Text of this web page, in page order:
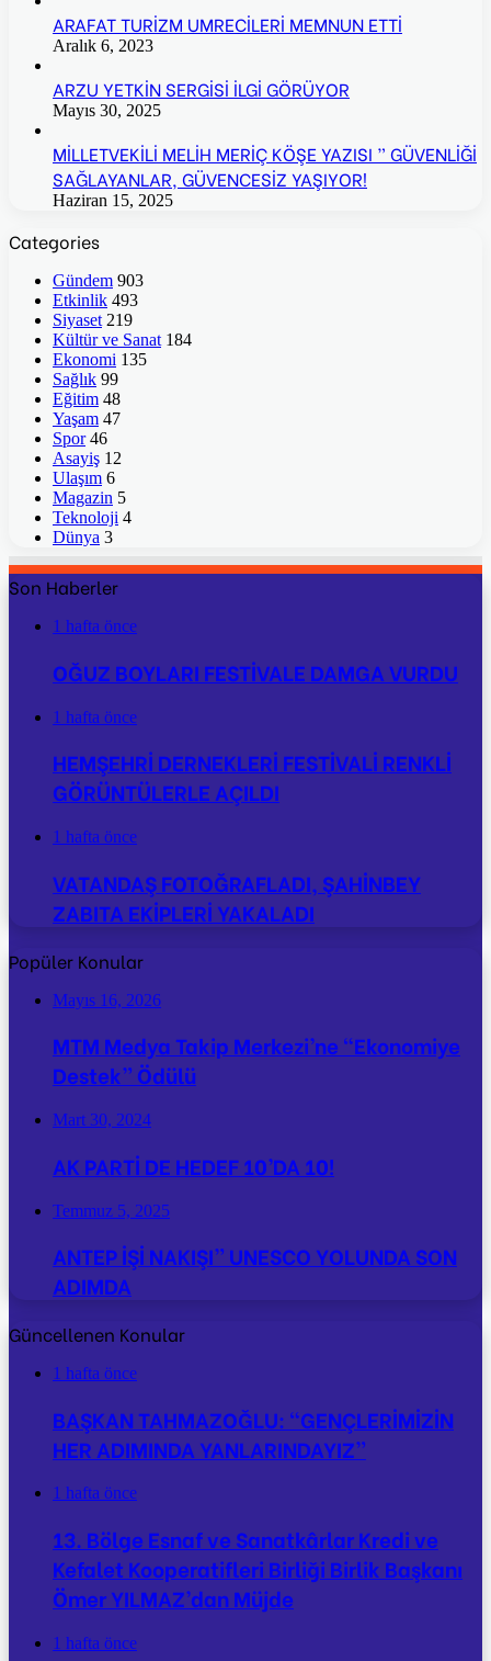
ARAFAT TURİZM UMRECİLERİ MEMNUN ETTİ
Aralık 6, 2023
ARZU YETKİN SERGİSİ İLGİ GÖRÜYOR
Mayıs 30, 2025
MİLLETVEKİLİ MELİH MERİÇ KÖŞE YAZISI ” GÜVENLİĞİ
SAĞLAYANLAR, GÜVENCESİZ YAŞIYOR!
Haziran 15, 2025
Categories
Gündem 903
Etkinlik 493
Siyaset 219
Kültür ve Sanat 184
Ekonomi 135
Sağlık 99
Eğitim 48
Yaşam 47
Spor 46
Asayiş 12
Ulaşım 6
Magazin 5
Teknoloji 4
Dünya 3
Son Haberler
1 hafta önce
OĞUZ BOYLARI FESTİVALE DAMGA VURDU
1 hafta önce
HEMŞEHRİ DERNEKLERİ FESTİVALİ RENKLİ
GÖRÜNTÜLERLE AÇILDI
1 hafta önce
VATANDAŞ FOTOĞRAFLADI, ŞAHİNBEY
ZABITA EKİPLERİ YAKALADI
Popüler Konular
Mayıs 16, 2026
MTM Medya Takip Merkezi’ne “Ekonomiye
Destek” Ödülü
Mart 30, 2024
AK PARTİ DE HEDEF 10’DA 10!
Temmuz 5, 2025
ANTEP İŞİ NAKIŞI” UNESCO YOLUNDA SON
ADIMDA
Güncellenen Konular
1 hafta önce
BAŞKAN TAHMAZOĞLU: “GENÇLERİMİZİN
HER ADIMINDA YANLARINDAYIZ”
1 hafta önce
13. Bölge Esnaf ve Sanatkârlar Kredi ve
Kefalet Kooperatifleri Birliği Birlik Başkanı
Ömer YILMAZ’dan Müjde
1 hafta önce